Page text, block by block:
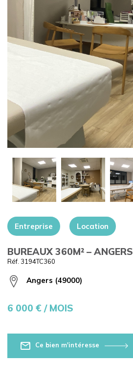
+
Entreprise Location
BUREAUX 360M² – ANGERS
Réf. 3194TC360
Angers (49000)
6 000 € / MOIS
Ce bien m'intéresse